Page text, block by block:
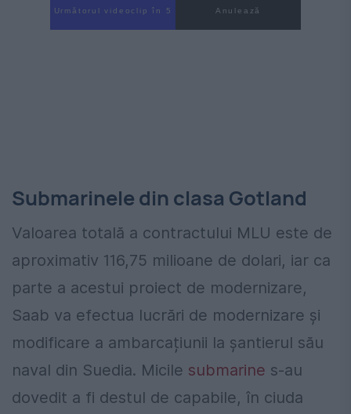
Următorul videoclip în 4 Anulează
Submarinele din clasa Gotland
Valoarea totală a contractului MLU este de
aproximativ 116,75 milioane de dolari, iar ca
parte a acestui proiect de modernizare,
Saab va efectua lucrări de modernizare și
modificare a ambarcațiunii la șantierul său
naval din Suedia. Micile submarine s-au
dovedit a fi destul de capabile, în ciuda